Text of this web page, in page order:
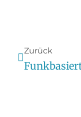
Zurück